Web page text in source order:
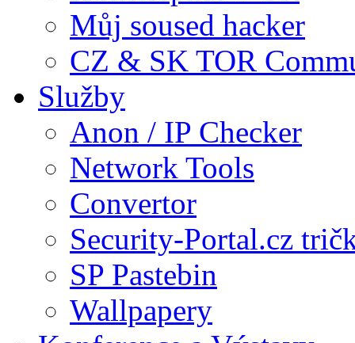
Můj soused hacker
CZ & SK TOR
Služby
Anon / IP Checker
Network Tools
Convertor
Security-Portal.cz
SP Pastebin
Wallpapery